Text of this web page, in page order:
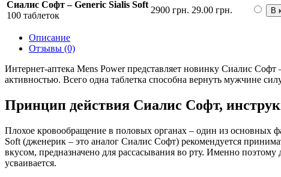
Сиалис Софт – Generic Sialis Soft
100 таблеток
2900 грн. 29.00 грн. В
Описание
Отзывы (0)
Интернет-аптека Mens Power представляет новинку Сиалис
активностью. Всего одна таблетка способна вернуть мужчине
Принцип действия Сиалис Софт,
Плохое кровообращение в половых органах – один из основных
Soft (дженерик – это аналог Сиалис Софт) рекомендуется
вкусом, предназначено для рассасывания во рту. Именно
усваивается.